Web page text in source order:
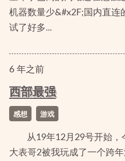
机器数量少&#x2F;国内直连
试了好多...
6年之前
西部最强
感想 游戏
从19年12月29号开始，
大表哥2被我玩成了一个跨